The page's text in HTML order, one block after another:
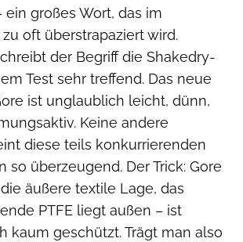
ein großes Wort, das im
oft überstrapaziert wird.
der Begriff die Shakedry-
Test sehr treffend. Das neue
ist unglaublich leicht, dünn,
Keine andere
diese teils konkurrierenden
so überzeugend. Der Trick: Gore
äußere textile Lage, das
PTFE liegt außen – ist
kaum geschützt. Trägt man also